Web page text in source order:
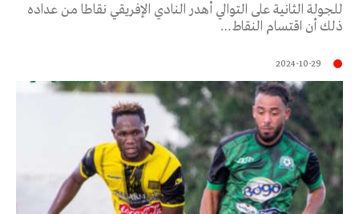
للجولة الثانية على التوالي أهدر النادي الإفريقي نقاطا من عداده
ذلك أن اقتسام النقاط…
2024-10-29